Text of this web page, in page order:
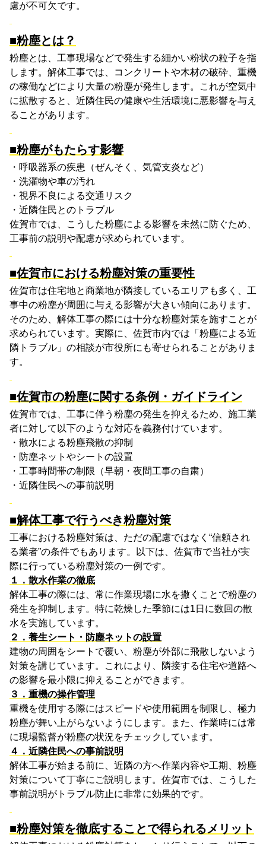
慮が不可欠です。
■粉塵とは？
粉塵とは、工事現場などで発生する細かい粉状の粒子を指
します。解体工事では、コンクリートや木材の破砕、重機
の稼働などにより大量の粉塵が発生します。これが空気中
に拡散すると、近隣住民の健康や生活環境に悪影響を与え
ることがあります。
■粉塵がもたらす影響
・呼吸器系の疾患（ぜんそく、気管支炎など）
・洗濯物や車の汚れ
・視界不良による交通リスク
・近隣住民とのトラブル
佐賀市では、こうした粉塵による影響を未然に防ぐため、
工事前の説明や配慮が求められています。
■佐賀市における粉塵対策の重要性
佐賀市は住宅地と商業地が隣接しているエリアも多く、工
事中の粉塵が周囲に与える影響が大きい傾向にあります。
そのため、解体工事の際には十分な粉塵対策を施すことが
求められています。実際に、佐賀市内では「粉塵による近
隣トラブル」の相談が市役所にも寄せられることがありま
す。
■佐賀市の粉塵に関する条例・ガイドライン
佐賀市では、工事に伴う粉塵の発生を抑えるため、施工業
者に対して以下のような対応を義務付けています。
・散水による粉塵飛散の抑制
・防塵ネットやシートの設置
・工事時間帯の制限（早朝・夜間工事の自粛）
・近隣住民への事前説明
■解体工事で行うべき粉塵対策
工事における粉塵対策は、ただの配慮ではなく “信頼され
る業者”の条件でもあります。以下は、佐賀市で当社が実
際に行っている粉塵対策の一例です。
１．散水作業の徹底
解体工事の際には、常に作業現場に水を撒くことで粉塵の
発生を抑制します。特に乾燥した季節には1 日に数回の散
水を実施しています。
２．養生シート・防塵ネットの設置
建物の周囲をシートで覆い、粉塵が外部に飛散しないよう
対策を講じています。これにより、隣接する住宅や道路へ
の影響を最小限に抑えることができます。
３．重機の操作管理
重機を使用する際にはスピードや使用範囲を制限し、極力
粉塵が舞い上がらないようにします。また、作業時には常
に現場監督が粉塵の状況をチェックしています。
４．近隣住民への事前説明
解体工事が始まる前に、近隣の方へ作業内容や工期、粉塵
対策について丁寧にご説明します。佐賀市では、こうした
事前説明がトラブル防止に非常に効果的です。
■粉塵対策を徹底することで得られるメリット